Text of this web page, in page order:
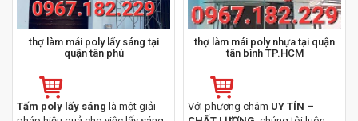
thợ làm mái poly lấy sáng tại
quận tân phú
Tấm poly lấy sáng là một giải
thợ làm mái poly nhựa tại quận
tân bình TP.HCM
Với phương châm UY TÍN –